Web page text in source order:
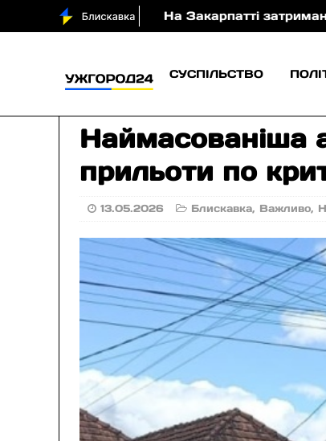
На Закарпатті затримано пенсіонера за
СУСПІЛЬСТВО
Наймасованіша
прильоти по
13.05.2026 Блискавка, Важливо,